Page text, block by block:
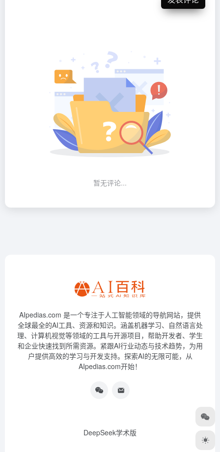
暂无评论...
AIpedias.com 是一个专注于人工智能领域的导航网站，提供
全球最全的AI工具、资源和知识。涵盖机器学习、自然语言处
理、计算机视觉等领域的工具与开源项目，帮助开发者、学生
和企业快速找到所需资源。紧跟AI行业动态与技术趋势，为用
户提供高效的学习与开发支持。探索AI的无限可能，从
AIpedias.com开始！
DeepSeek学术版